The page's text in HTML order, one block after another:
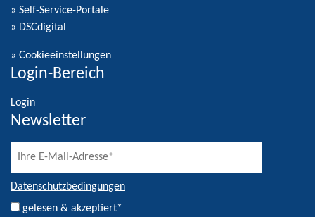
» Self-Service-Portale
» DSCdigital
» Cookieeinstellungen
Login-Bereich
Login
Newsletter
Datenschutzbedingungen
gelesen & akzeptiert*